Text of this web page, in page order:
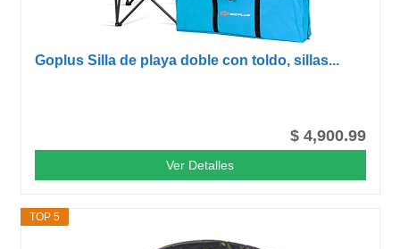
Goplus Silla de playa doble con toldo, sillas...
$ 4,900.99
Ver Detalles
TOP 5